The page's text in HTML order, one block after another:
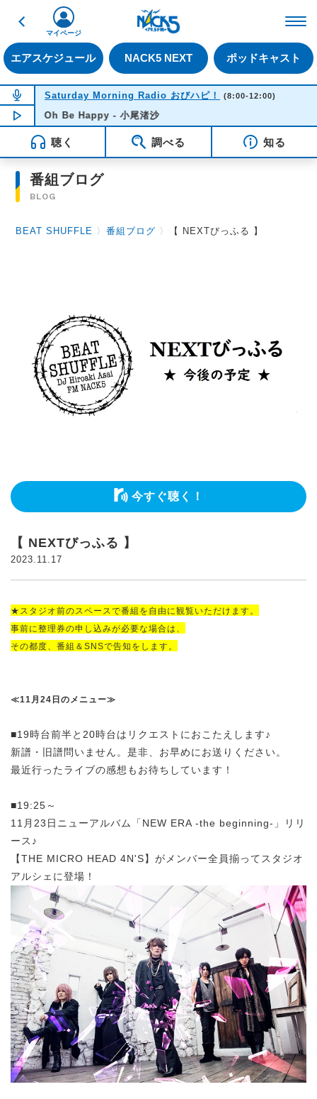
戻る
エアスケジュール NACK5 NEXT ポッドキャスト
マイページ
NOW ON AIR
Saturday Morning Radio おびハピ！ (8:00-12:00)
NOW PLAYING11:31
Oh Be Happy - 小尾渚沙
聴く 調べる 知る
番組ブログ
BLOG
BEAT SHUFFLE 〉番組ブログ 〉 【 NEXTびっふる 】
今すぐ聴く！
【 NEXTびっふる 】
2023.11.17
★スタジオ前のスペースで番組を自由に観覧いただけます。
事前に整理券の申し込みが必要な場合は、
その都度、番組＆SNSで告知をします。
≪11月24日のメニュー≫
■19時台前半と20時台はリクエストにおこたえします♪
新譜・旧譜問いません。是非、お早めにお送りください。
最近行ったライブの感想もお待ちしています！
■19:25～
11月23日ニューアルバム「NEW ERA -the beginning-」リリ
ース♪
【THE MICRO HEAD 4N'S】がメンバー全員揃ってスタジオ
アルシェに登場！